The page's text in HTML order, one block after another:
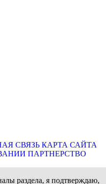
СВЯЗЬ КАРТА САЙТА
ПАРТНЕРСТВО
раздела, я подтверждаю,